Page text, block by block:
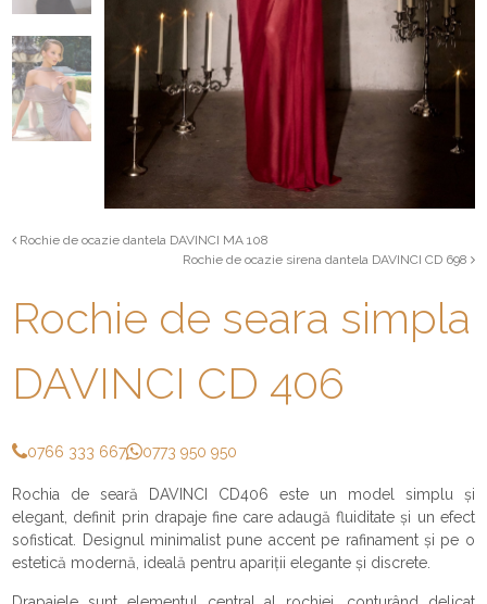
Rochie de ocazie dantela DAVINCI MA 108
Rochie de ocazie sirena dantela DAVINCI CD 698
Rochie de seara simpla
DAVINCI CD 406
0766 333 667 0773 950 950
Rochia de seară DAVINCI CD406 este un model simplu și
elegant, definit prin drapaje fine care adaugă fluiditate și un efect
sofisticat. Designul minimalist pune accent pe rafinament și pe o
estetică modernă, ideală pentru apariții elegante și discrete.